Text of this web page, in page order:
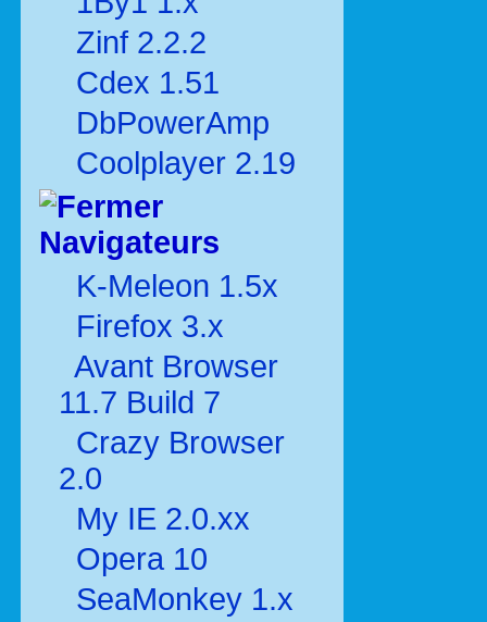
Zinf 2.2.2
Cdex 1.51
DbPowerAmp
Coolplayer 2.19
Navigateurs
K-Meleon 1.5x
Firefox 3.x
Avant Browser
11.7 Build 7
Crazy Browser
2.0
My IE 2.0.xx
Opera 10
SeaMonkey 1.x